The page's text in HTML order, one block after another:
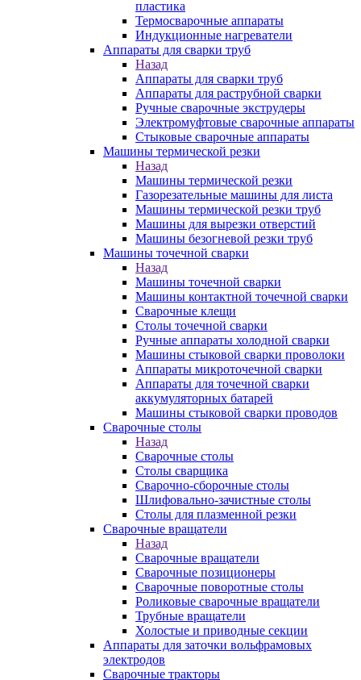
пластика
Термосварочные аппараты
Индукционные нагреватели
Аппараты для сварки труб
Назад
Аппараты для сварки труб
Аппараты для раструбной сварки
Ручные сварочные экструдеры
Электромуфтовые сварочные аппараты
Стыковые сварочные аппараты
Машины термической резки
Назад
Машины термической резки
Газорезательные машины для листа
Машины термической резки труб
Машины для вырезки отверстий
Машины безогневой резки труб
Машины точечной сварки
Назад
Машины точечной сварки
Машины контактной точечной сварки
Сварочные клещи
Столы точечной сварки
Ручные аппараты холодной сварки
Машины стыковой сварки проволоки
Аппараты микроточечной сварки
Аппараты для точечной сварки
аккумуляторных батарей
Машины стыковой сварки проводов
Сварочные столы
Назад
Сварочные столы
Столы сварщика
Сварочно-сборочные столы
Шлифовально-зачистные столы
Столы для плазменной резки
Сварочные вращатели
Назад
Сварочные вращатели
Сварочные позиционеры
Сварочные поворотные столы
Роликовые сварочные вращатели
Трубные вращатели
Холостые и приводные секции
Аппараты для заточки вольфрамовых
электродов
Сварочные тракторы